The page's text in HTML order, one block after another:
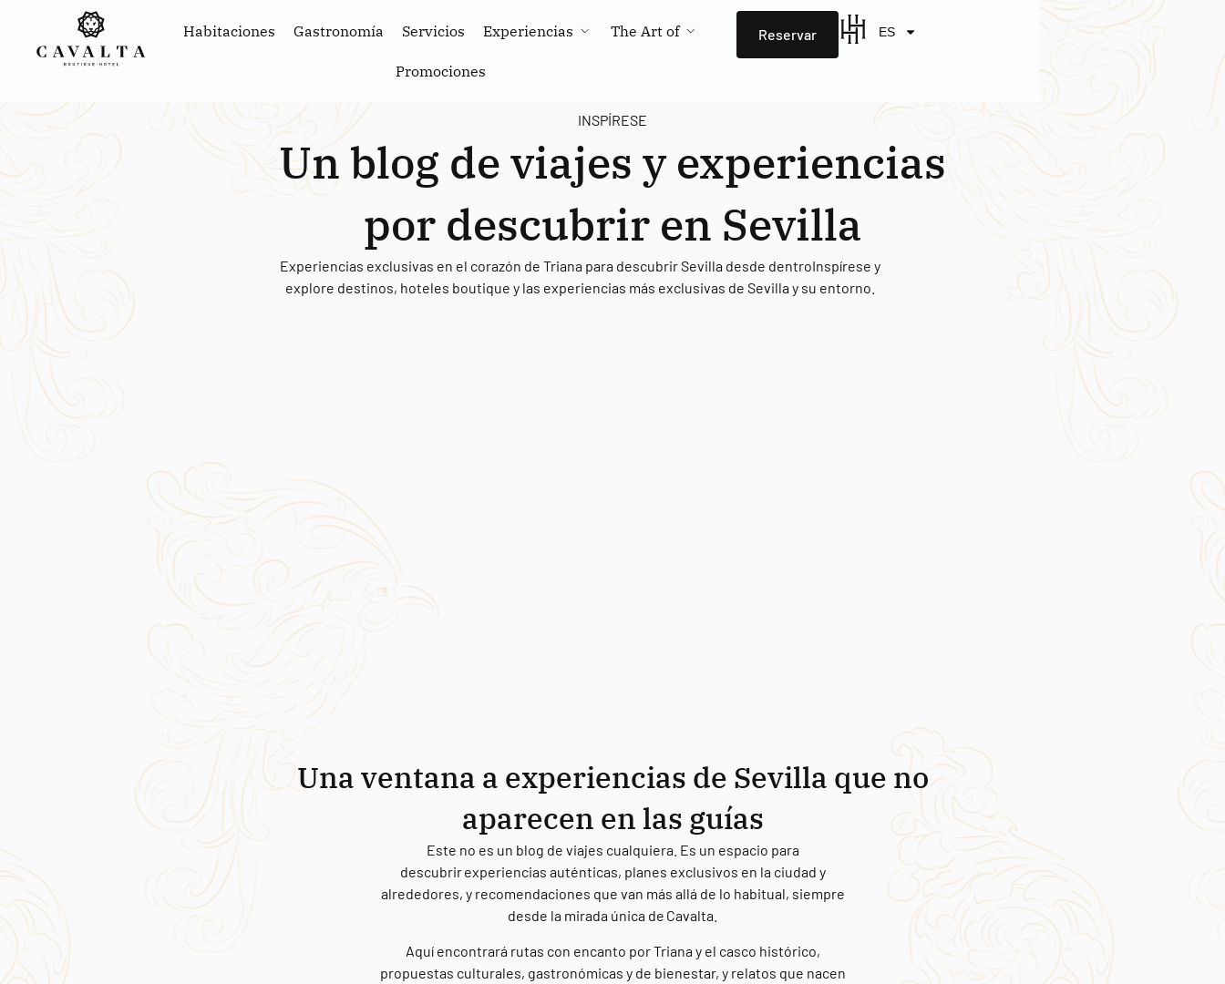
Habitaciones Gastronomía Servicios Experiencias The Art of
Promociones
Reservar ES
INSPÍRESE
Un blog de viajes y experiencias
por descubrir en Sevilla
Experiencias exclusivas en el corazón de Triana para descubrir Sevilla desde dentroInspírese y
explore destinos, hoteles boutique y las experiencias más exclusivas de Sevilla y su entorno.
Una ventana a experiencias de Sevilla que no
aparecen en las guías
Este no es un blog de viajes cualquiera. Es un espacio para
descubrir experiencias auténticas, planes exclusivos en la ciudad y
alrededores, y recomendaciones que van más allá de lo habitual, siempre
desde la mirada única de Cavalta.
Aquí encontrará rutas con encanto por Triana y el casco histórico,
propuestas culturales, gastronómicas y de bienestar, y relatos que nacen